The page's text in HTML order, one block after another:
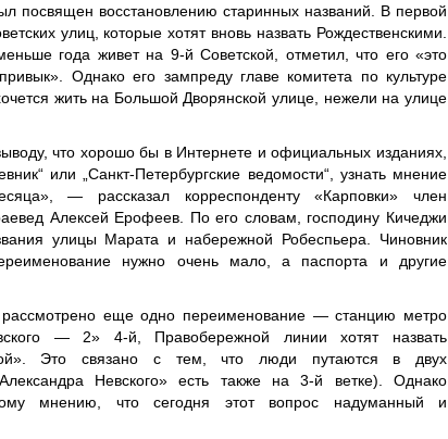
посвящен восстановлению старинных названий. В первой
улиц, которые хотят вновь назвать Рождественскими.
года живет на 9-й Советской, отметил, что его «это
Однако его зампреду главе комитета по культуре
жить на Большой Дворянской улице, нежели на улице
что хорошо бы в Интернете и официальных изданиях,
или „Санкт-Петербургские ведомости“, узнать мнение
— рассказал корреспонденту «Карповки» член
Алексей Ерофеев. По его словам, господину Кичеджи
улицы Марата и набережной Робеспьера. Чиновник
нужно очень мало, а паспорта и другие
еще одно переименование — станцию метро
— 2» 4-й, Правобережной линии хотят назвать
Это связано с тем, что люди путаются в двух
Невского» есть также на 3-й ветке). Однако
мнению, что сегодня этот вопрос надуманный и